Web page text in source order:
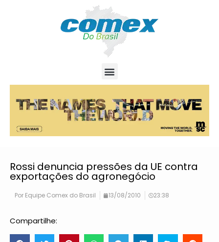
Rossi denuncia pressões da UE contra
exportações do agronegócio
Por Equipe Comex do Brasil 13/08/2010 23:38
Compartilhe: